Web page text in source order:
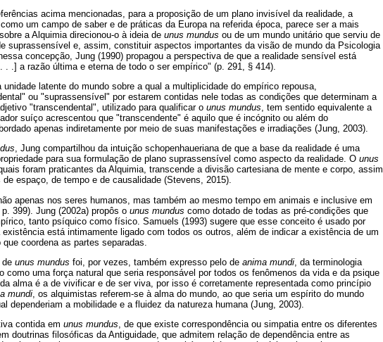
acima mencionadas, para a proposição de um plano invisível da realidade, a
um campo de saber e de práticas da Europa na referida época, parece ser a mais
a Alquimia direcionou-o à ideia de unus mundus ou de um mundo unitário que serviu de
suprassensível e, assim, constituir aspectos importantes da visão de mundo da Psicologia
concepção, Jung (1990) propagou a perspectiva de que a realidade sensível está
.] a razão última e eterna de todo o ser empírico" (p. 291, § 414).
unidade latente do mundo sobre a qual a multiplicidade do empírico repousa,
ou "suprassensível" por estarem contidas nele todas as condições que determinam a
"transcendental", utilizado para qualificar o unus mundus, tem sentido equivalente a
suíço acrescentou que "transcendente" é aquilo que é incógnito ou além do
apenas indiretamente por meio de suas manifestações e irradiações (Jung, 2003).
, Jung compartilhou da intuição schopenhaueriana de que a base da realidade é uma
para sua formulação de plano suprassensível como aspecto da realidade. O unus
foram praticantes da Alquimia, transcende a divisão cartesiana de mente e corpo, assim
espaço, de tempo e de causalidade (Stevens, 2015).
apenas nos seres humanos, mas também ao mesmo tempo em animais e inclusive em
399). Jung (2002a) propôs o unus mundus como dotado de todas as pré-condições que
tanto psíquico como físico. Samuels (1993) sugere que esse conceito é usado por
está intimamente ligado com todos os outros, além de indicar a existência de um
coordena as partes separadas.
de unus mundus foi, por vezes, também expresso pelo de anima mundi , da terminologia
como uma força natural que seria responsável por todos os fenômenos da vida e da psique
alma é a de vivificar e de ser viva, por isso é corretamente representada como princípio
mundi , os alquimistas referem-se à alma do mundo, ao que seria um espírito do mundo
dependeriam a mobilidade e a fluidez da natureza humana (Jung, 2003).
contida em unus mundus , de que existe correspondência ou simpatia entre os diferentes
doutrinas filosóficas da Antiguidade, que admitem relação de dependência entre as